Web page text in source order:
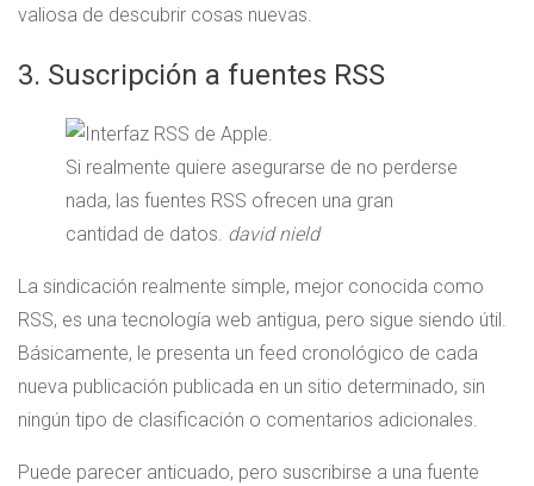
valiosa de descubrir cosas nuevas.
3. Suscripción a fuentes RSS
Si realmente quiere asegurarse de no perderse
nada, las fuentes RSS ofrecen una gran
cantidad de datos. david nield
La sindicación realmente simple, mejor conocida como
RSS, es una tecnología web antigua, pero sigue siendo útil.
Básicamente, le presenta un feed cronológico de cada
nueva publicación publicada en un sitio determinado, sin
ningún tipo de clasificación o comentarios adicionales.
Puede parecer anticuado, pero suscribirse a una fuente